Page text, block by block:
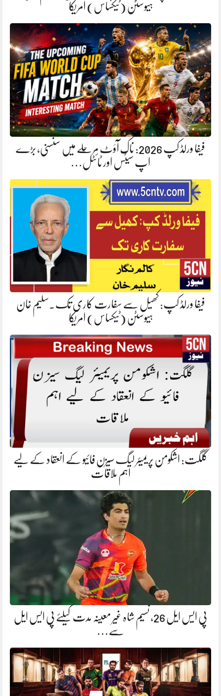
ہیوسٹن (ٹیکساس) امریکا
فیفا ورلڈ کپ 2026: ناک آؤٹ مرحلے میں سنسنی، بڑے
اپ سیٹس اور ٹائٹل…
فیفا ورلڈ کپ: کھیل سے سفارت کاری تک۔سلیم خان
ہیوسٹن (ٹیکساس) امریکا
گلگت: اشکومن پریمیئر لیگ سیزن فائیو کے انعقاد کے لیے
اہم ملاقات
پی ایس ایل 26، نسیم شاہ غیر معینہ مدت کیلئے پی ایس ایل
سے…